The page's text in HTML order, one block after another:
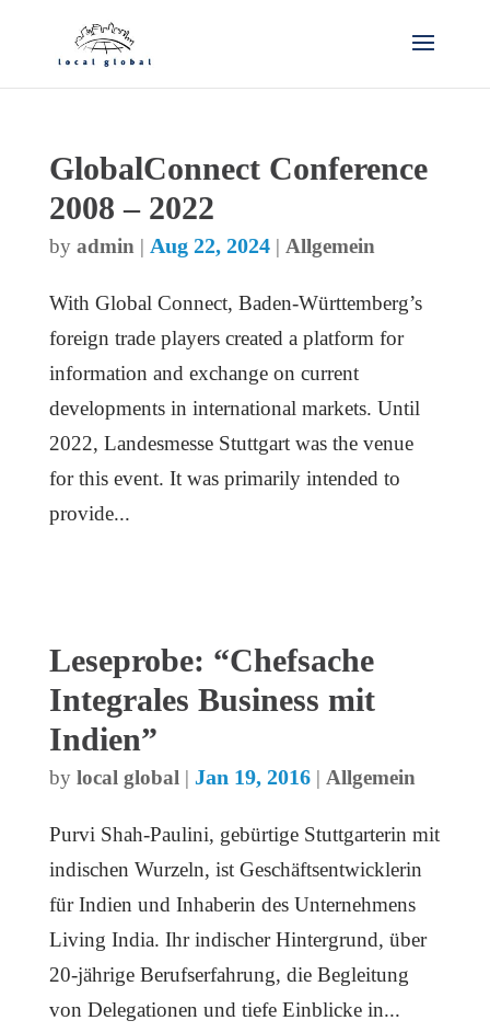
GlobalConnect Conference
2008 – 2022
by admin | Aug 22, 2024| Allgemein
With Global Connect, Baden-Württemberg’s
foreign trade players created a platform for
information and exchange on current
developments in international markets. Until
2022, Landesmesse Stuttgart was the venue
for this event. It was primarily intended to
provide...
Leseprobe: “Chefsache
Integrales Business mit
Indien”
by local global | Jan 19, 2016| Allgemein
Purvi Shah-Paulini, gebürtige Stuttgarterin mit
indischen Wurzeln, ist Geschäftsentwicklerin
für Indien und Inhaberin des Unternehmens
Living India. Ihr indischer Hintergrund, über
20-jährige Berufserfahrung, die Begleitung
von Delegationen und tiefe Einblicke in...